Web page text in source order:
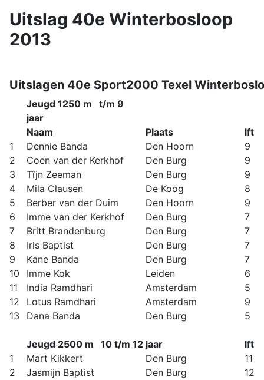
Uitslag 40e Winterbosloop
2013
Uitslagen 40e Sport2000 Texel
Jeugd 1250 m t/m 9
jaar
Naam
Plaats
lft
1
Dennie Banda Den Hoorn
9
2
Coen van der Kerkhof Den Burg
9
3
Tîjn Zeeman Den Burg
9
4
Mila Clausen De Koog
8
5
Berber van der Duim Den Hoorn
9
6
Imme van der Kerkhof Den Burg
7
7
Britt Brandenburg Den Burg
7
8
Iris Baptist Den Burg
7
9
Kane Banda Den Burg
7
10
Imme Kok Leiden
6
11
India Ramdhari Amsterdam
5
12
Lotus Ramdhari Amsterdam
9
13
Dana Banda Den Burg 5
Jeugd 2500 m 10 t/m 12 jaar
lft
1
Mart Kikkert Den Burg
11
2
Jasmijn Baptist Den Burg
12